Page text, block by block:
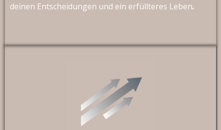
deinen Entscheidungen und ein erfüllteres Leben.